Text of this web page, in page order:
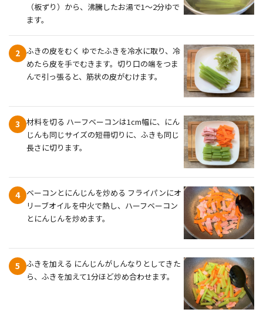
（板ずり）から、沸騰したお湯で1～2分ゆで
ます。
2 ふきの皮をむく ゆでたふきを冷水に取り、冷
めたら皮を手でむきます。切り口の端をつま
んで引っ張ると、筋状の皮がむけます。
3
材料を切る ハーフベーコンは1cm幅に、にん
じんも同じサイズの短冊切りに、ふきも同じ
長さに切ります。
4
ベーコンとにんじんを炒める フライパンにオ
リーブオイルを中火で熱し、ハーフベーコン
とにんじんを炒めます。
5
ふきを加える にんじんがしんなりとしてきた
ら、ふきを加えて1分ほど炒め合わせます。